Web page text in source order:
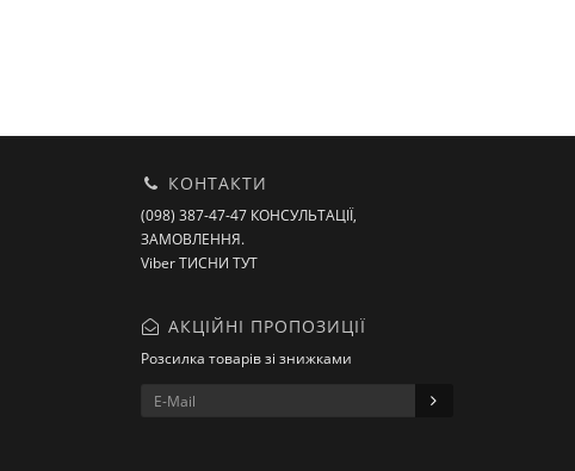
КОНТАКТИ
(098) 387-47-47 КОНСУЛЬТАЦІЇ,
ЗАМОВЛЕННЯ.
Viber ТИСНИ ТУТ
АКЦІЙНІ ПРОПОЗИЦІЇ
Розсилка товарів зі знижками